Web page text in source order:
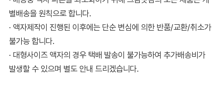
별배송을 원칙으로 합니다.
· 액자제작이 진행된 이후에는 단순 변심에 의한 반품/교환/취소가
불가능 합니다.
· 대형사이즈 액자의 경우 택배 발송이 불가능하여 추가배송비가
발생할 수 있으며 별도 안내 드리겠습니다.